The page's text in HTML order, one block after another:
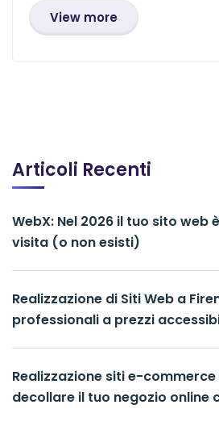
View more
Articoli Recenti
WebX: Nel 2026 il tuo sito web
visita (o non esisti)
Realizzazione di Siti Web a
professionali a prezzi
Realizzazione siti e-
decollare il tuo negozio online